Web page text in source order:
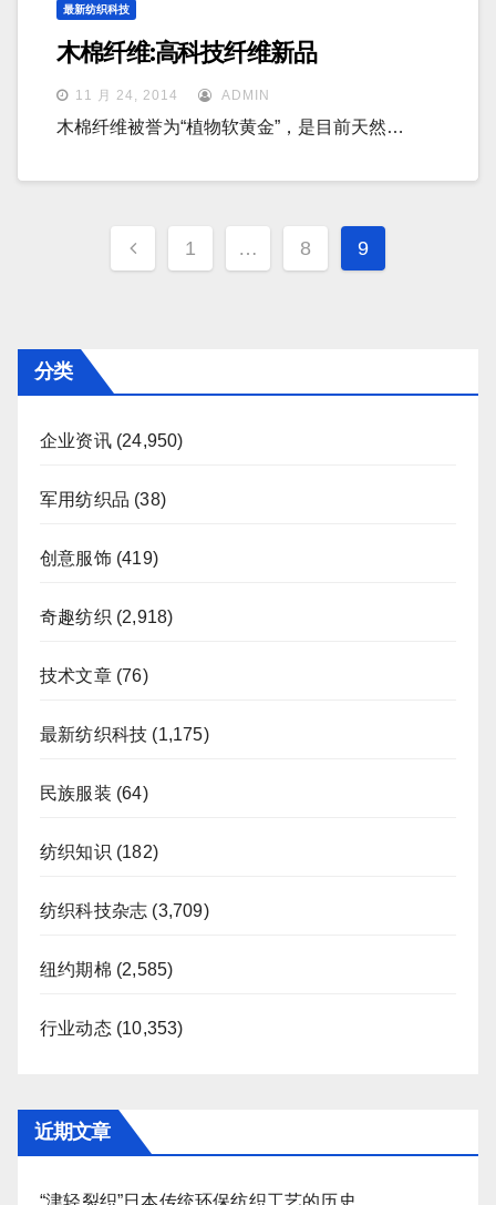
最新纺织科技
木棉纤维:高科技纤维新品
11 月 24, 2014 ADMIN
木棉纤维被誉为“植物软黄金”，是目前天然…
文
章
1 … 8 9
分类
企业资讯(24,950)
军用纺织品 (38)
创意服饰(419)
奇趣纺织 (2,918)
技术文章(76)
最新纺织科技 (1,175)
民族服装 (64)
纺织知识 (182)
纺织科技杂志 (3,709)
纽约期棉 (2,585)
行业动态(10,353)
近期文章
“津轻裂织”日本传统环保纺织工艺的历史